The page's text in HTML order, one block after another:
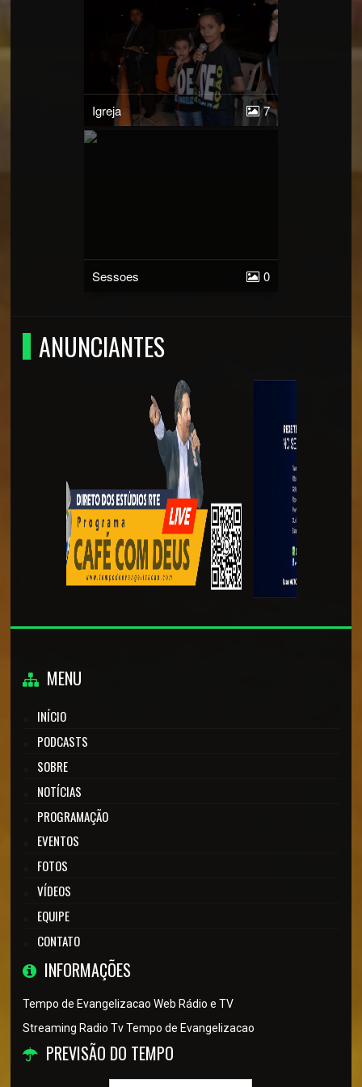
Igreja 7
Sessoes 0
ANUNCIANTES
MENU
INÍCIO
PODCASTS
SOBRE
NOTÍCIAS
PROGRAMAÇÃO
EVENTOS
FOTOS
VÍDEOS
EQUIPE
CONTATO
INFORMAÇÕES
Tempo de Evangelizacao Web Rádio e TV
Streaming Radio Tv Tempo de Evangelizacao
PREVISÃO DO TEMPO